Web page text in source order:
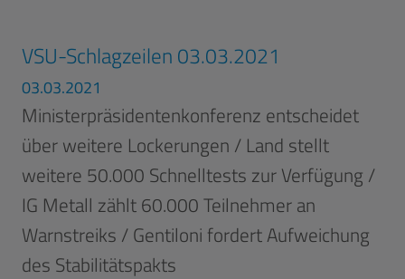
VSU-Schlagzeilen 03.03.2021
03.03.2021
Ministerpräsidentenkonferenz entscheidet
über weitere Lockerungen / Land stellt
weitere 50.000 Schnelltests zur Verfügung /
IG Metall zählt 60.000 Teilnehmer an
Warnstreiks / Gentiloni fordert Aufweichung
des Stabilitätspakts